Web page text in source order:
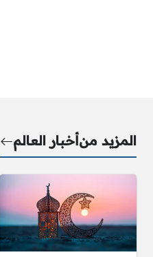
المزيد منأخبار العالم